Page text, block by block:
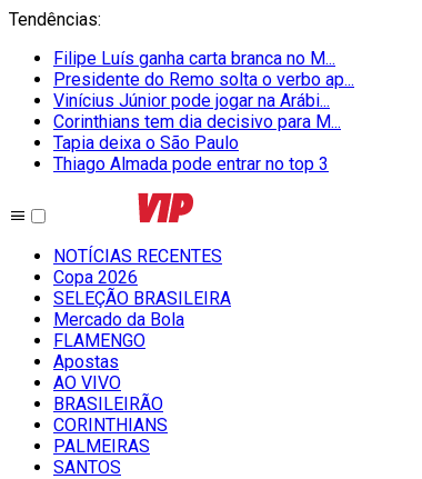
Tendências:
Filipe Luís ganha carta branca no M...
Presidente do Remo solta o verbo ap...
Vinícius Júnior pode jogar na Arábi...
Corinthians tem dia decisivo para M...
Tapia deixa o São Paulo
Thiago Almada pode entrar no top 3
NOTÍCIAS RECENTES
Copa 2026
SELEÇÃO BRASILEIRA
Mercado da Bola
FLAMENGO
Apostas
AO VIVO
BRASILEIRÃO
CORINTHIANS
PALMEIRAS
SANTOS